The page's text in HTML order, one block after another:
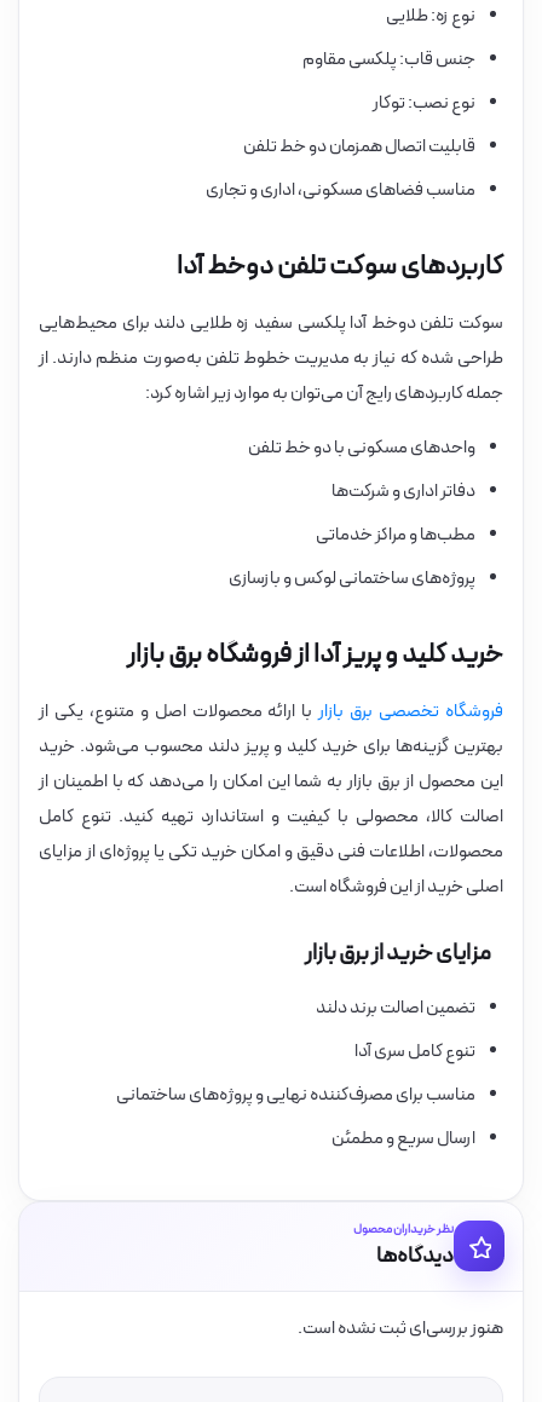
نوع زه: طلایی
جنس قاب: پلکسی مقاوم
نوع نصب: توکار
قابلیت اتصال همزمان دو خط تلفن
مناسب فضاهای مسکونی، اداری و تجاری
کاربردهای سوکت تلفن دوخط آدا
سوکت تلفن دوخط آدا پلکسی سفید زه طلایی دلند برای محیط‌هایی
طراحی شده که نیاز به مدیریت خطوط تلفن به‌صورت منظم دارند. از
جمله کاربردهای رایج آن می‌توان به موارد زیر اشاره کرد:
واحدهای مسکونی با دو خط تلفن
دفاتر اداری و شرکت‌ها
مطب‌ها و مراکز خدماتی
پروژه‌های ساختمانی لوکس و بازسازی
خرید کلید و پریز آدا از فروشگاه برق بازار
فروشگاه تخصصی برق بازاربا ارائه محصولات اصل و متنوع، یکی از
بهترین گزینه‌ها برای خرید کلید و پریز دلند محسوب می‌شود. خرید
این محصول از برق بازار به شما این امکان را می‌دهد که با اطمینان از
اصالت کالا، محصولی با کیفیت و استاندارد تهیه کنید. تنوع کامل
محصولات، اطلاعات فنی دقیق و امکان خرید تکی یا پروژه‌ای از مزایای
اصلی خرید از این فروشگاه است.
مزایای خرید از برق بازار
تضمین اصالت برند دلند
تنوع کامل سری آدا
مناسب برای مصرف‌کننده نهایی و پروژه‌های ساختمانی
ارسال سریع و مطمئن
نظر خریداران محصول
دیدگاه‌ها
هنوز بررسی‌ای ثبت نشده است.